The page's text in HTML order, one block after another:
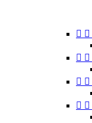
 
 
 
 